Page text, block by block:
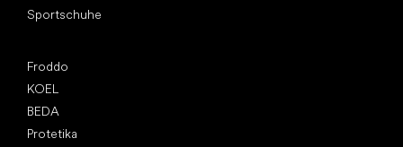
Sportschuhe
Froddo
KOEL
BEDA
Protetika